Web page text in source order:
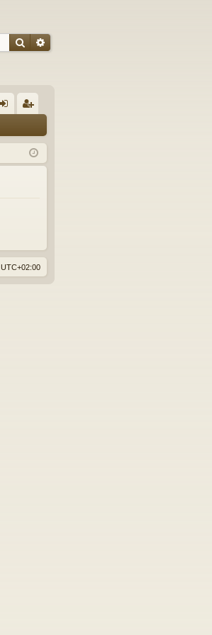
SucheErweiterte Suche
m
el
ist
rie
UTC+02:00